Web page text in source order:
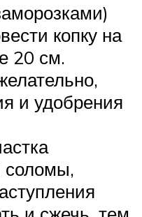
копку на
20 см.
и удобрения
соломы,